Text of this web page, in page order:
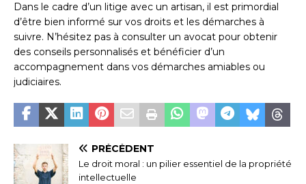
Dans le cadre d’un litige avec un artisan, il est primordial
d’être bien informé sur vos droits et les démarches à
suivre. N’hésitez pas à consulter un avocat pour obtenir
des conseils personnalisés et bénéficier d’un
accompagnement dans vos démarches amiables ou
judiciaires.
PRÉCÉDENT
Le droit moral : un pilier essentiel de la propriété
intellectuelle